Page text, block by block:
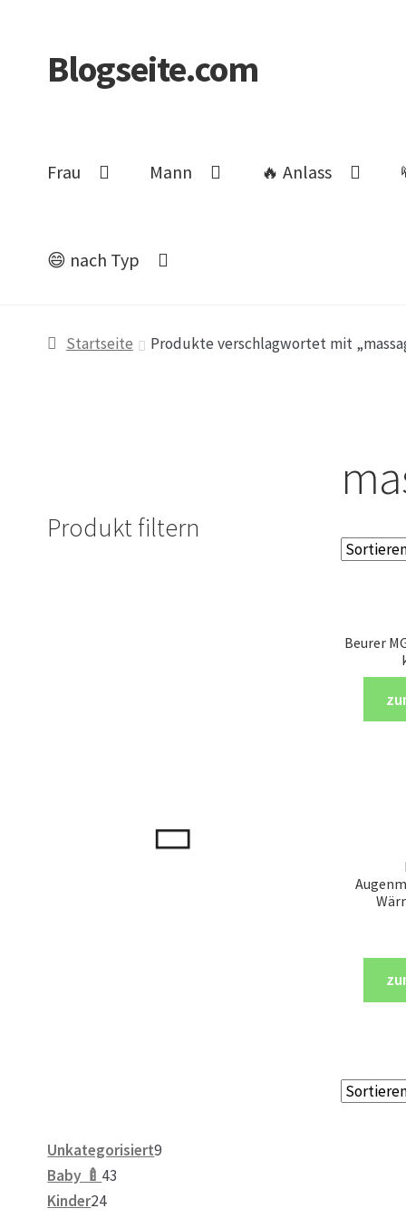
Zur
Navigation
Zum
Blogseite.com
Frau Mann 🔥 Anlass
😄 nach Typ
Start Datenschutzerklärung Impressum Keine
Startseite Produkte verschlagwortet mit
Beurer
Produkt filtern
Unkategorisiert9
Baby 🍼 43
Kinder2424